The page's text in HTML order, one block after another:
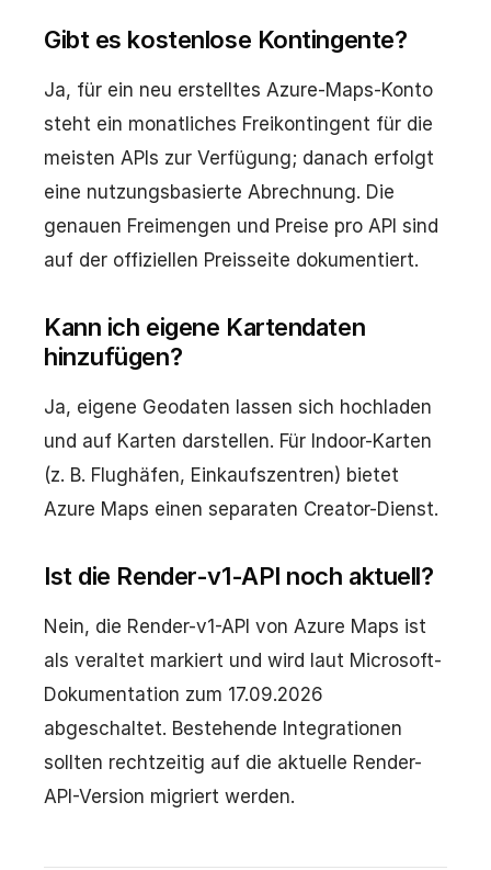
Gibt es kostenlose Kontingente?
Ja, für ein neu erstelltes Azure-Maps-Konto
steht ein monatliches Freikontingent für die
meisten APIs zur Verfügung; danach erfolgt
eine nutzungsbasierte Abrechnung. Die
genauen Freimengen und Preise pro API sind
auf der offiziellen Preisseite dokumentiert.
Kann ich eigene Kartendaten
hinzufügen?
Ja, eigene Geodaten lassen sich hochladen
und auf Karten darstellen. Für Indoor-Karten
(z. B. Flughäfen, Einkaufszentren) bietet
Azure Maps einen separaten Creator-Dienst.
Ist die Render-v1-API noch aktuell?
Nein, die Render-v1-API von Azure Maps ist
als veraltet markiert und wird laut Microsoft-
Dokumentation zum 17.09.2026
abgeschaltet. Bestehende Integrationen
sollten rechtzeitig auf die aktuelle Render-
API-Version migriert werden.